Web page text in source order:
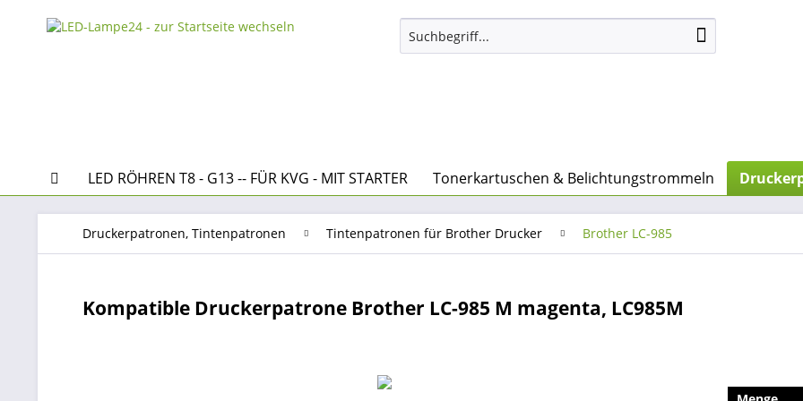
LED RÖHREN T8 - G13 -- FÜR KVG - MIT STARTER Tonerkartuschen & Belichtungstrommeln
Druckerpatronen, Tintenpatronen Tintenpatronen für Brother Drucker Brother LC-985
Kompatible Druckerpatrone Brother LC-985 M magenta, LC985M